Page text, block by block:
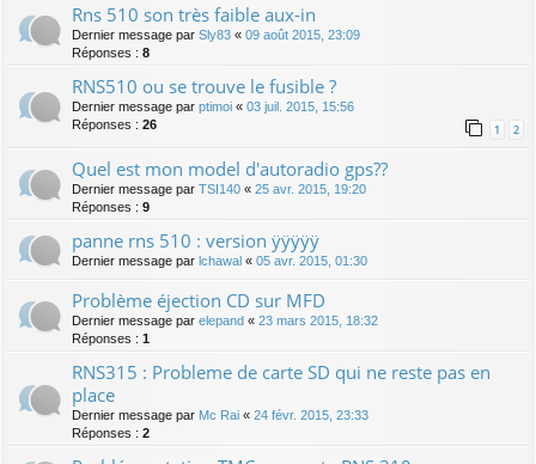
Rns 510 son très faible aux-in
Dernier message par Sly83 « 09 août 2015, 23:09
Réponses : 8
RNS510 ou se trouve le fusible ?
Dernier message par ptimoi « 03 juil. 2015, 15:56
Réponses : 26 1 2
Quel est mon model d'autoradio gps??
Dernier message par TSI140 « 25 avr. 2015, 19:20
Réponses : 9
panne rns 510 : version ÿÿÿÿÿ
Dernier message par lchawal « 05 avr. 2015, 01:30
Problème éjection CD sur MFD
Dernier message par elepand « 23 mars 2015, 18:32
Réponses : 1
RNS315 : Probleme de carte SD qui ne reste pas en
place
Dernier message par Mc Rai « 24 févr. 2015, 23:33
Réponses : 2